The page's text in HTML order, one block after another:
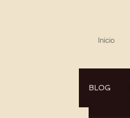
Inicio
BLOG